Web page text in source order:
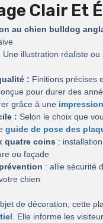
Clair Et
au chien bulldog
Une illustration réaliste
: Finitions précises
pour durer des
grâce à une
: Selon le choix que
guide de pose des
quatre coins :
ou façade
: allie sécurité
chien
de décoration, cette
. Elle informe les